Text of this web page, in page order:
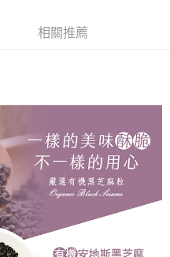
相關推薦